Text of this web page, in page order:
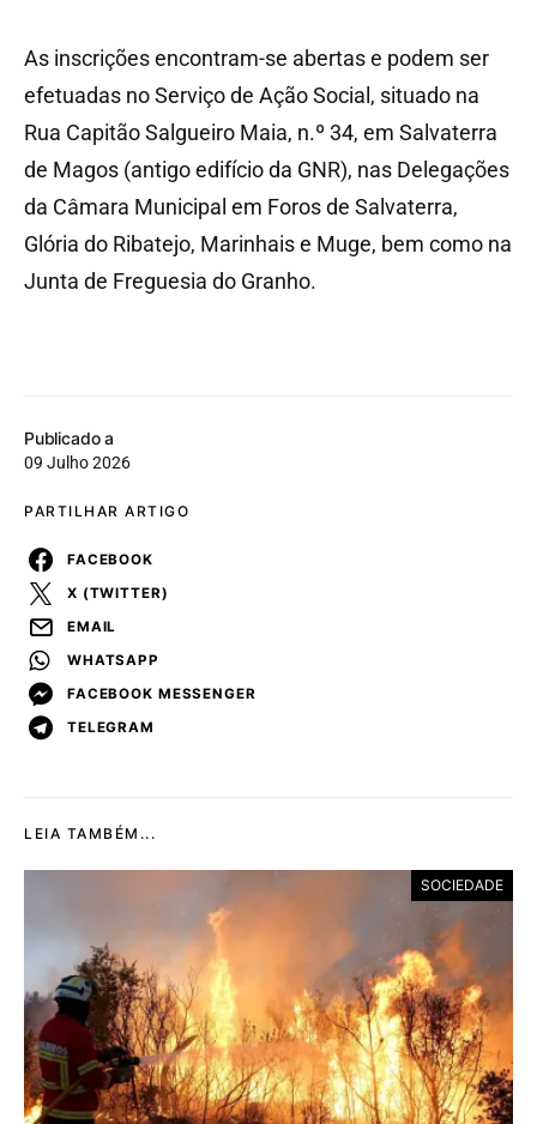
Publicado a
09 Julho 2026
PARTILHAR ARTIGO
FACEBOOK
X (TWITTER)
EMAIL
WHATSAPP
FACEBOOK MESSENGER
TELEGRAM
As inscrições encontram-se abertas e podem ser
efetuadas no Serviço de Ação Social, situado na
Rua Capitão Salgueiro Maia, n.º 34, em Salvaterra
de Magos (antigo edifício da GNR), nas Delegações
da Câmara Municipal em Foros de Salvaterra,
Glória do Ribatejo, Marinhais e Muge, bem como na
Junta de Freguesia do Granho.
LEIA TAMBÉM...
SOCIEDADE